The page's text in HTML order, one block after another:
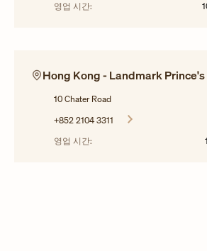
영업 시간:
Hong Kong - Landmark Prince's
10 Chater Road
+852 2104 3311
영업 시간: